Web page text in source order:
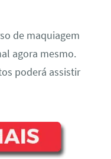
de maquiagem
agora mesmo.
poderá assistir